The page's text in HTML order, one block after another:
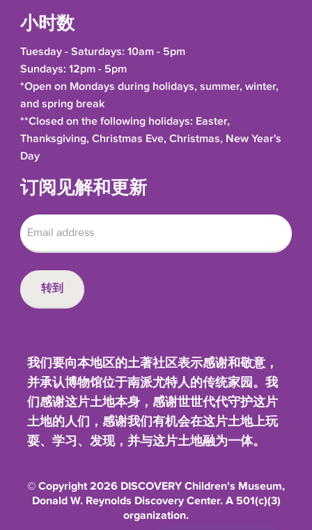
小时数
Tuesday - Saturdays: 10am - 5pm
Sundays: 12pm - 5pm
*Open on Mondays during holidays, summer, winter,
and spring break
**Closed on the following holidays: Easter,
Thanksgiving, Christmas Eve, Christmas, New Year's
Day
订阅见解和更新
我们要向本地区的土著社区表示感谢和敬意，
并承认博物馆位于南派尤特人的传统家园。我
们感谢这片土地本身，感谢世世代代守护这片
土地的人们，感谢我们有机会在这片土地上玩
耍、学习、发现，并与这片土地融为一体。
© Copyright 2026 DISCOVERY Children's Museum,
Donald W. Reynolds Discovery Center. A 501(c)(3)
organization.